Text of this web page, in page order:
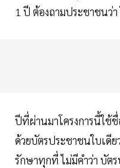
1 ปี ต้องถามประชาชนว่า
ปีที่ผ่านมาโครงการนี้ใช้
ด้วยบัตรประชาชนใบเดี
รักษาทุกที่ ไม่มีคำว่า บัต